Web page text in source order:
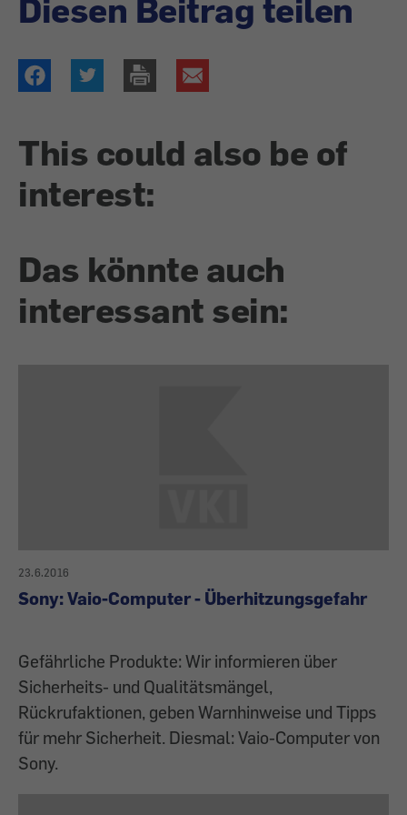
Diesen Beitrag teilen
This could also be of
interest:
Das könnte auch
interessant sein:
23.6.2016
Sony: Vaio-Computer - Überhitzungsgefahr
Gefährliche Produkte: Wir informieren über
Sicherheits- und Qualitätsmängel,
Rückrufaktionen, geben Warnhinweise und Tipps
für mehr Sicherheit. Diesmal: Vaio-Computer von
Sony.